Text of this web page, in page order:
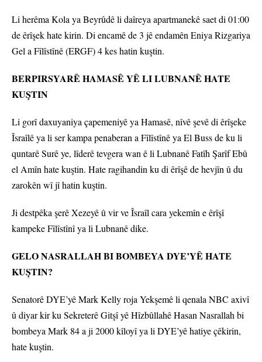
Li herêma Kola ya Beyrûdê li daîreya apartmanekê saet di 01:00
de êrîşek hate kirin. Di encamê de 3 jê endamên Eniya Rizgariya
Gel a Fîlîstînê (ERGF) 4 kes hatin kuştin.
BERPIRSYARÊ HAMASÊ YÊ LI LUBNANÊ HATE
KUŞTIN
Li gorî daxuyaniya çapemeniyê ya Hamasê, nîvê şevê di êrîşeke
Îsraîlê ya li ser kampa penaberan a Fîlîstînê ya El Buss de ku li
quntarê Surê ye, lîderê tevgera wan ê li Lubnanê Fatîh Şarîf Ebû
el Amîn hate kuştin. Hate ragihandin ku di êrîşê de hevjîn û du
zarokên wî jî hatin kuştin.
Ji destpêka şerê Xezeyê û vir ve Îsraîl cara yekemîn e êrîşî
kampeke Fîlîstînî ya li Lubnanê dike.
GELO NASRALLAH BI BOMBEYA DYE’YÊ HATE
KUŞTIN?
Senatorê DYE’yê Mark Kelly roja Yekşemê li qenala NBC axivî
û diyar kir ku Sekreterê Gitşî yê Hîzbûllahê Hasan Nasrallah bi
bombeya Mark 84 a ji 2000 kîloyî ya li DYE’yê hatiye çêkirin,
hate kuştin.